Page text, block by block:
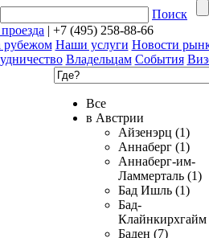
Поиск
| +7 (495) 258-88-66
рубежом Наши услуги Новости
Владельцам События
Все
в Австрии
Айзенэрц (1)
Аннаберг (1)
Аннаберг-им-
Ламмерталь (1)
Бад Ишль (1)
Бад-
Клайнкирхгайм
Баден (7)